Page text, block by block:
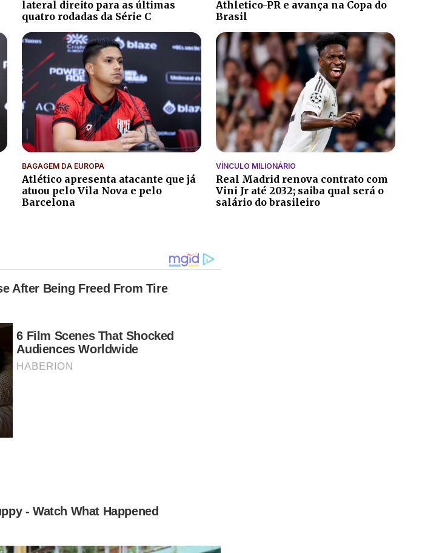
lateral direito para as últimas
quatro rodadas da Série C
Athletico-PR e avança na Copa do
Brasil
BAGAGEM DA EUROPA
Atlético apresenta atacante que já
atuou pelo Vila Nova e pelo
Barcelona
VÍNCULO MILIONÁRIO
Real Madrid renova contrato com
Vini Jr até 2032; saiba qual será o
salário do brasileiro